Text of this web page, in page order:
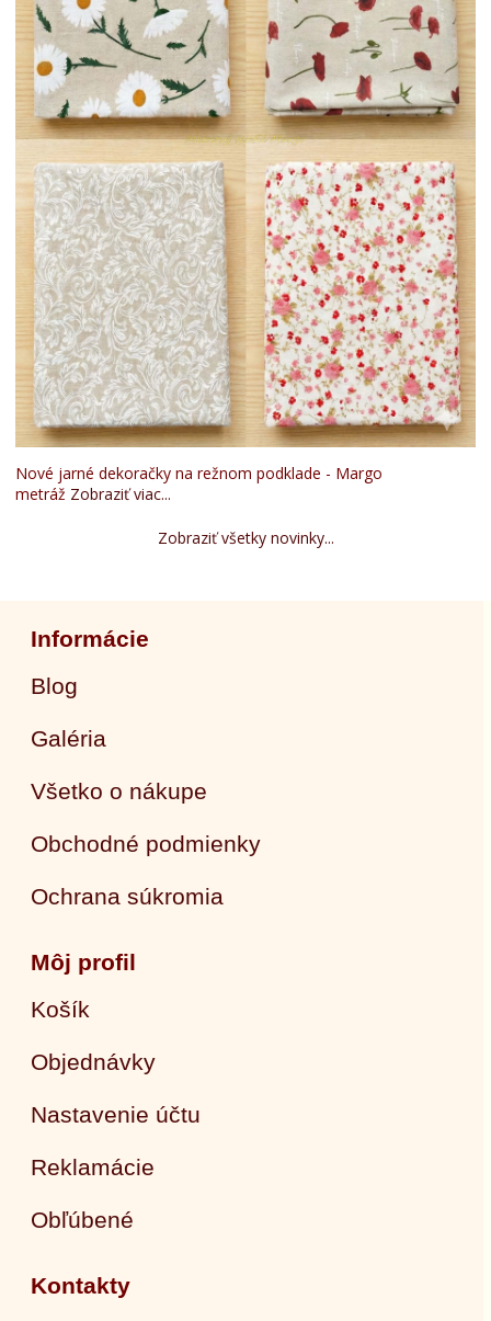
Nové jarné dekoračky na režnom podklade - Margo
metráž Zobraziť viac...
Zobraziť všetky novinky...
Informácie
Blog
Galéria
Všetko o nákupe
Obchodné podmienky
Ochrana súkromia
Môj profil
Košík
Objednávky
Nastavenie účtu
Reklamácie
Obľúbené
Kontakty